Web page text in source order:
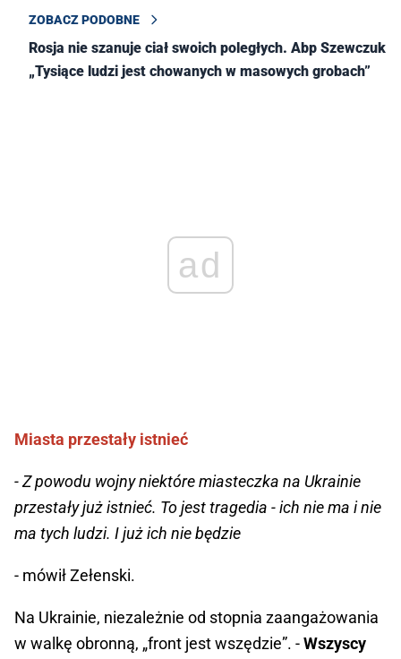
ZOBACZ PODOBNE
Rosja nie szanuje ciał swoich poległych. Abp Szewczuk:
„Tysiące ludzi jest chowanych w masowych grobach”
ad
Miasta przestały istnieć
- Z powodu wojny niektóre miasteczka na Ukrainie
przestały już istnieć. To jest tragedia - ich nie ma i nie
ma tych ludzi. I już ich nie będzie
- mówił Zełenski.
Na Ukrainie, niezależnie od stopnia zaangażowania
w walkę obronną, „front jest wszędzie”. -Wszyscy